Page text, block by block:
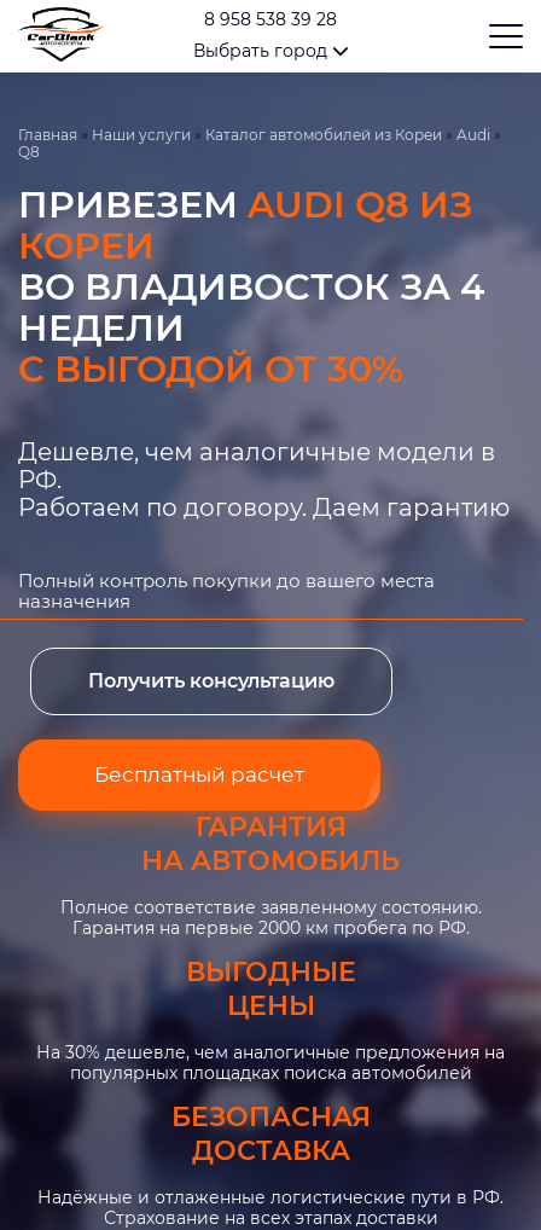
8 958 538 39 28
Выбрать город
Главная » Наши услуги » Каталог автомобилей из Кореи » Audi »
Q8
ПРИВЕЗЕМ AUDI Q8 ИЗ
КОРЕИ
ВО ВЛАДИВОСТОК ЗА 4
НЕДЕЛИ
С ВЫГОДОЙ ОТ 30%
Дешевле, чем аналогичные модели в
РФ.
Работаем по договору. Даем гарантию
Полный контроль покупки до вашего места
назначения
Получить консультацию
Бесплатный расчет
ГАРАНТИЯ
НА АВТОМОБИЛЬ
Полное соответствие заявленному состоянию.
Гарантия на первые 2000 км пробега по РФ.
ВЫГОДНЫЕ
ЦЕНЫ
На 30% дешевле, чем аналогичные предложения на
популярных площадках поиска автомобилей
БЕЗОПАСНАЯ
ДОСТАВКА
Надёжные и отлаженные логистические пути в РФ.
Страхование на всех этапах доставки